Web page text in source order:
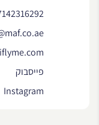
פייסבוק
Instagram